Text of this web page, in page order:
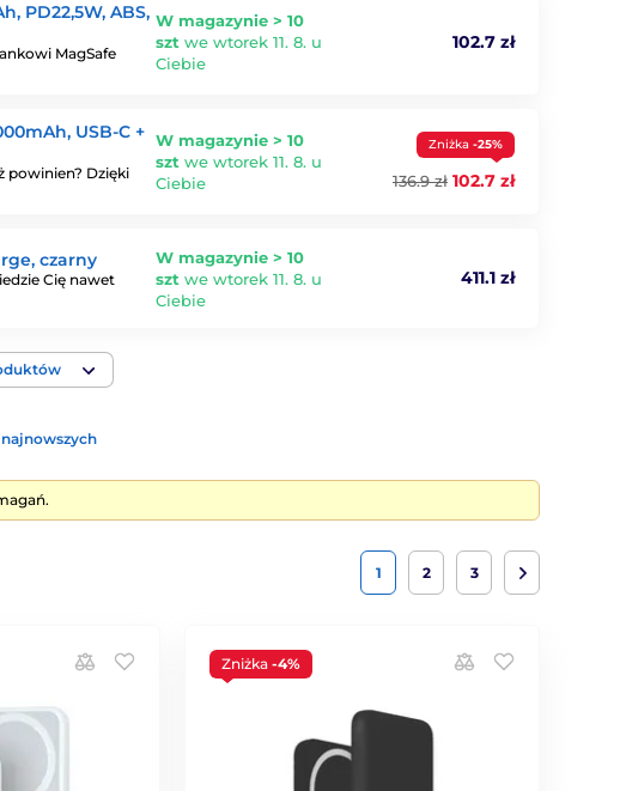
PD22,5W, ABS,
MagSafe
W magazynie > 10
szt we wtorek 11. 8. u
Ciebie
102.7 zł
USB-C +
powinien? Dzięki
W magazynie > 10
szt we wtorek 11. 8. u
Ciebie
Zniżka -25%
136.9 zł 102.7 zł
czarny
Cię nawet
W magazynie > 10
szt we wtorek 11. 8. u
Ciebie
411.1 zł
1 2 3
Zniżka-4%